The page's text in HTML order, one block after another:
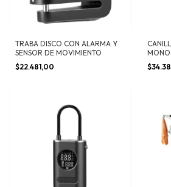
TRABA DISCO CON ALARMA Y
SENSOR DE MOVIMIENTO
$22.481,00
360°